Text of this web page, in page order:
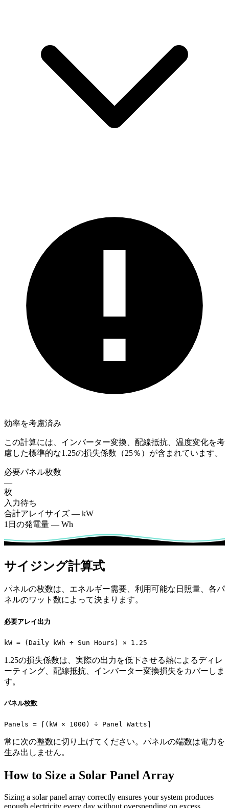
効率を考慮済み
この計算には、インバーター変換、配線抵抗、温度変化を考
慮した標準的な1.25の損失係数（25％）が含まれています。
必要パネル枚数
—
枚
入力待ち
合計アレイサイズ — kW
1日の発電量 — Wh
サイジング計算式
パネルの枚数は、エネルギー需要、利用可能な日照量、各パ
ネルのワット数によって決まります。
必要アレイ出力
kW = (Daily kWh ÷ Sun Hours) × 1.25
1.25の損失係数は、実際の出力を低下させる熱によるディレ
ーティング、配線抵抗、インバーター変換損失をカバーしま
す。
パネル枚数
Panels = ⌈(kW × 1000) ÷ Panel Watts⌉
常に次の整数に切り上げてください。パネルの端数は電力を
生み出しません。
How to Size a Solar Panel Array
Sizing a solar panel array correctly ensures your system produces
enough electricity every day without overspending on excess